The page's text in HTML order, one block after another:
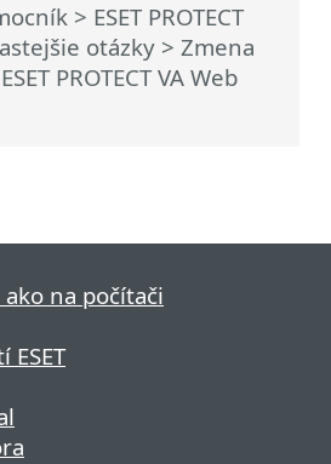
> ESET PROTECT
otázky > Zmena
PROTECT VA Web
na počítači
ESET